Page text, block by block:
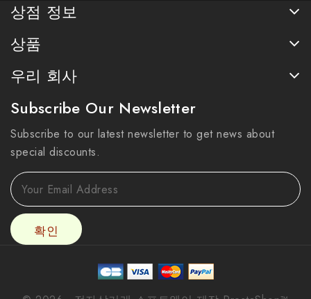
상점 정보
상품
우리 회사
Subscribe Our Newsletter
Subscribe to our latest newsletter to get news about
special discounts.